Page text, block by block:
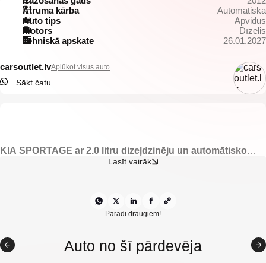
Ātruma kārba
Automātiskā
Auto tips
Apvidus
Motors
Dīzelis
Tehniskā apskate
26.01.2027
carsoutlet.lvAplūkot visus auto
Sākt čatu
KIA SPORTAGE ar 2.0 litru dizeļdzinēju un automātisko
-Elektriski nolokāmi spoguļi.
-Led dienas gaitas lukturi.
-Multifunkcionāla stūre.
-Apsildāmas prieksējas sēdevietas.
-Apsildāmas aizmugurējas sēdevietas.
Lasīt vairāk
Parādi draugiem!
Auto no šī pārdevēja